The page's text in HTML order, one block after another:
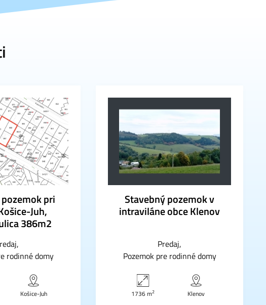
pri
Juh,
386m2
rodinné domy
Košice-Juh
Stavebný pozemok v
intraviláne obce Klenov
Predaj
Pozemok pre rodinné domy
1736 m2 Klenov